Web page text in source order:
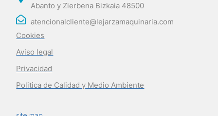
Abanto y Zierbena Bizkaia 48500
atencionalcliente@lejarzamaquinaria.com
Cookies
Aviso legal
Privacidad
Politica de Calidad y Medio Ambiente